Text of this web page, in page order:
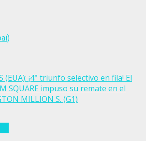
(EUA): ¡4° triunfo selectivo en fila! El
SQUARE impuso su remate en el
MILLION S. (G1)